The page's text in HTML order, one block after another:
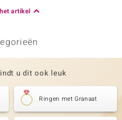
artikel
u dit ook leuk
Ringen met Granaat